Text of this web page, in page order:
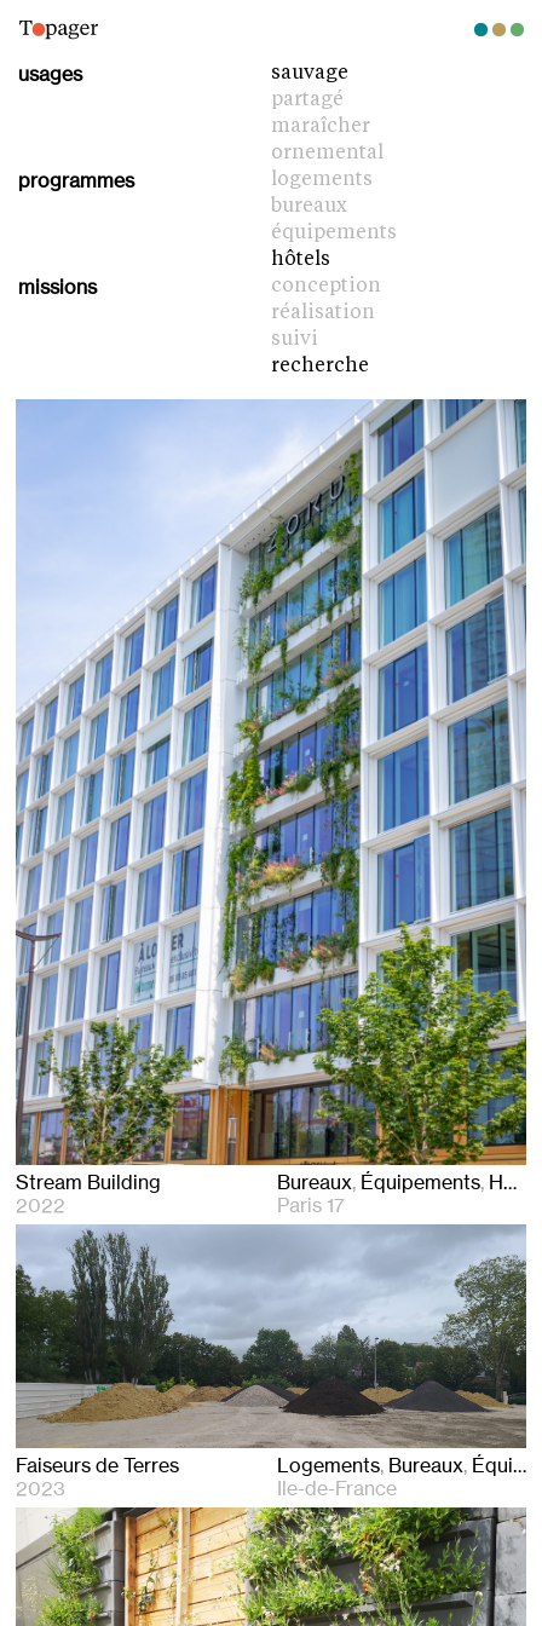
usages
sauvage
partagé
maraîcher
ornemental
programmes
logements
bureaux
équipements
hôtels
missions
conception
réalisation
suivi
recherche
Stream Building
2022
Bureaux Équipements Hôtels
Paris 17
Faiseurs de Terres
2023
Logements Bureaux Équipements
Ile-de-France